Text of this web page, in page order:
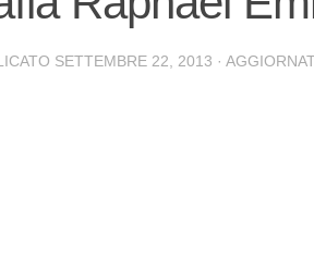
SETTEMBRE 22, 2013 ·